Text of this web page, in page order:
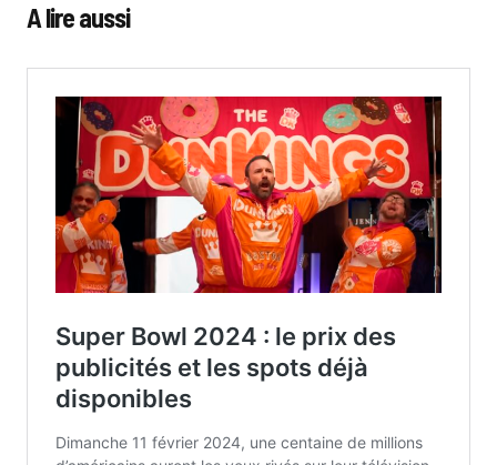
A lire aussi